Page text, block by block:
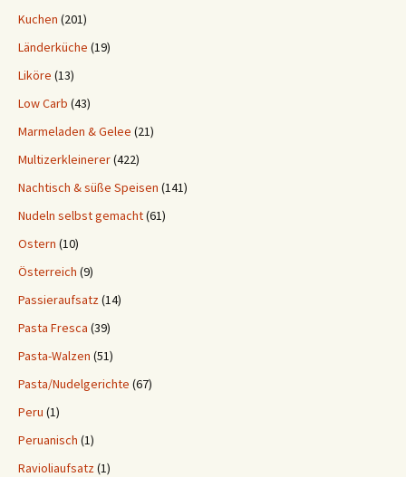
Kuchen (201)
Länderküche (19)
Liköre (13)
Low Carb (43)
Marmeladen & Gelee (21)
Multizerkleinerer(422)
Nachtisch & süße Speisen (141)
Nudeln selbst gemacht(61)
Ostern (10)
Österreich (9)
Passieraufsatz(14)
Pasta Fresca (39)
Pasta-Walzen (51)
Pasta/Nudelgerichte (67)
Peru (1)
Peruanisch (1)
Ravioliaufsatz(1)